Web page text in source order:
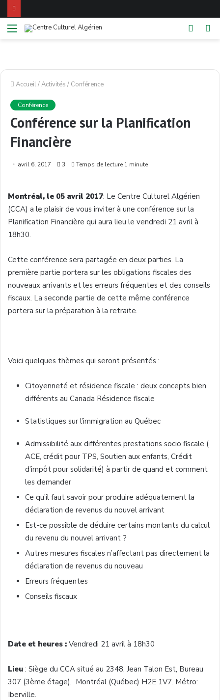
Menu
Switch
Accueil/Activités / Conférence
Conférence
Conférence sur la Planification
Financière
avril 6, 2017 3 Temps de lecture 1 minute
Montréal, le 05 avril 2017: Le Centre Culturel Algérien
(CCA) a le plaisir de vous inviter à une conférence sur la
Planification Financière qui aura lieu le vendredi 21 avril à
18h30.
Cette conférence sera partagée en deux parties. La
première partie portera sur les obligations fiscales des
nouveaux arrivants et les erreurs fréquentes et des conseils
fiscaux. La seconde partie de cette même conférence
portera sur la préparation à la retraite.
Voici quelques thèmes qui seront présentés :
Citoyenneté et résidence fiscale : deux concepts bien
différents au Canada Résidence fiscale
Statistiques sur l’immigration au Québec
Admissibilité aux différentes prestations socio fiscale (
ACE, crédit pour TPS, Soutien aux enfants, Crédit
d’impôt pour solidarité) à partir de quand et comment
les demander
Ce qu’il faut savoir pour produire adéquatement la
déclaration de revenus du nouvel arrivant
Est-ce possible de déduire certains montants du calcul
du revenu du nouvel arrivant ?
Autres mesures fiscales n’affectant pas directement la
déclaration de revenus du nouveau
Erreurs fréquentes
Conseils fiscaux
Date et heures : Vendredi 21 avril à 18h30
Lieu : Siège du CCA situé au 2348, Jean Talon Est, Bureau
307 (3ème étage), Montréal (Québec) H2E 1V7. Métro:
Iberville.